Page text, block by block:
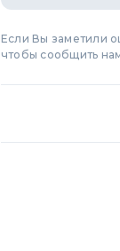
Если Вы заметили
чтобы сообщить